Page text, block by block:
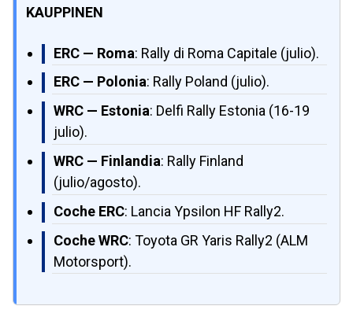
KAUPPINEN
ERC — Roma: Rally di Roma Capitale (julio).
ERC — Polonia: Rally Poland (julio).
WRC — Estonia: Delfi Rally Estonia (16-19
julio).
WRC — Finlandia: Rally Finland
(julio/agosto).
Coche ERC: Lancia Ypsilon HF Rally2.
Coche WRC: Toyota GR Yaris Rally2 (ALM
Motorsport).